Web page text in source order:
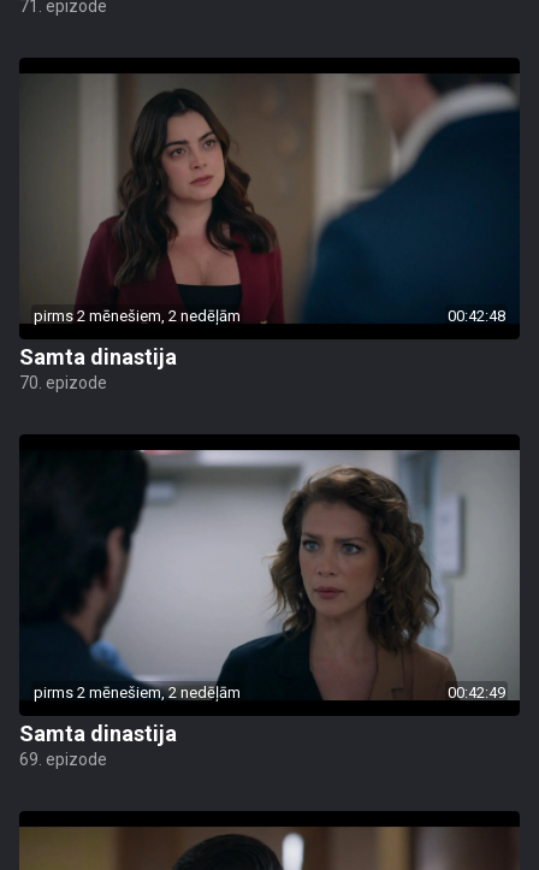
71. epizode
pirms 2 mēnešiem, 2 nedēļām 00:42:48
Samta dinastija
70. epizode
pirms 2 mēnešiem, 2 nedēļām 00:42:49
Samta dinastija
69. epizode